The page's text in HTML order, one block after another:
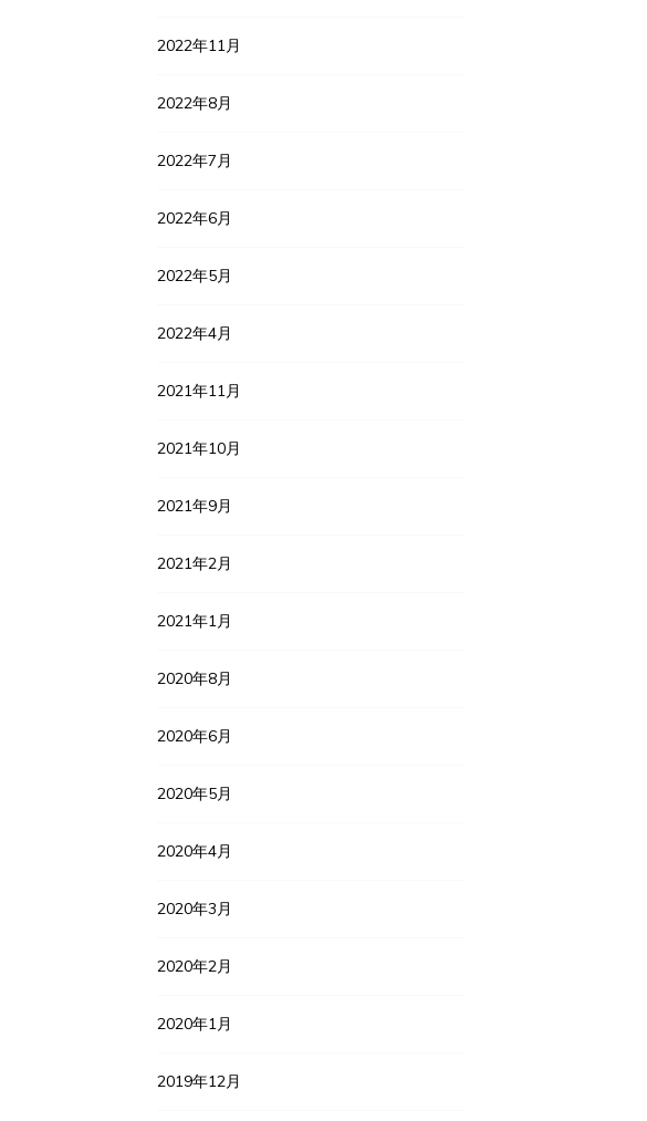
2022年11月
2022年8月
2022年7月
2022年6月
2022年5月
2022年4月
2021年11月
2021年10月
2021年9月
2021年2月
2021年1月
2020年8月
2020年6月
2020年5月
2020年4月
2020年3月
2020年2月
2020年1月
2019年12月